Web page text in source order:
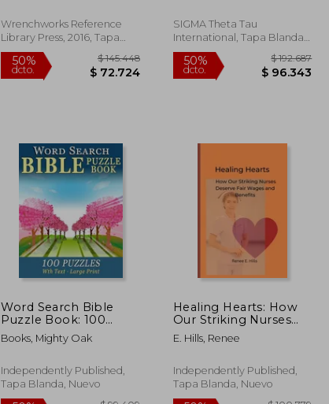
Practical Primer for
Parents and Providers.
Wrenchworks Reference
Library Press, 2016, Tapa
Blanda, Nuevo
Inglés)
SIGMA Theta Tau
International, Tapa Blanda,
Nuevo
Word Search Bible
Puzzle Book: 100
Puzzles for People
with Dementia (Large-
Books, Mighty Oak
Independently Published,
Tapa Blanda, Nuevo
Healing Hearts: How
Our Striking Nurses
Deserve Fair Wages
and Benefits (en
E. Hills, Renee
Independently Published,
Tapa Blanda, Nuevo